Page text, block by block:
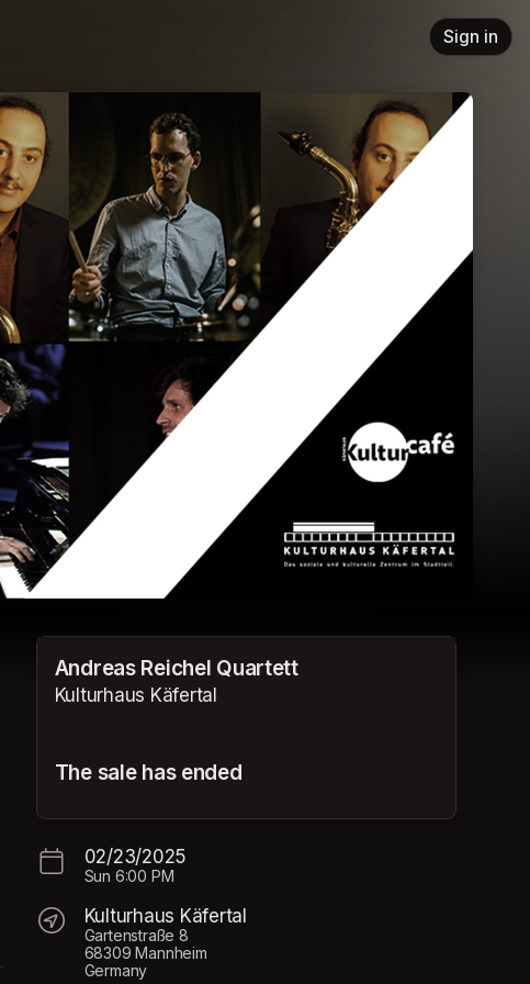
Sign in
Andreas Reichel Quartett
Kulturhaus Käfertal
The sale has ended
02/23/2025
Sun 6:00 PM
Kulturhaus Käfertal
Gartenstraße 8
68309 Mannheim
Germany